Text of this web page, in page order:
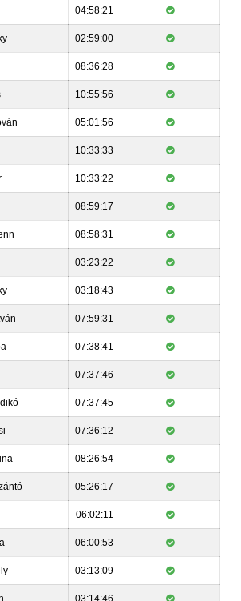
04:58:21
02:59:00
08:36:28
10:55:56
05:01:56
10:33:33
10:33:22
08:59:17
08:58:31
03:23:22
03:18:43
07:59:31
07:38:41
07:37:46
07:37:45
07:36:12
08:26:54
05:26:17
06:02:11
06:00:53
03:13:09
03:14:46